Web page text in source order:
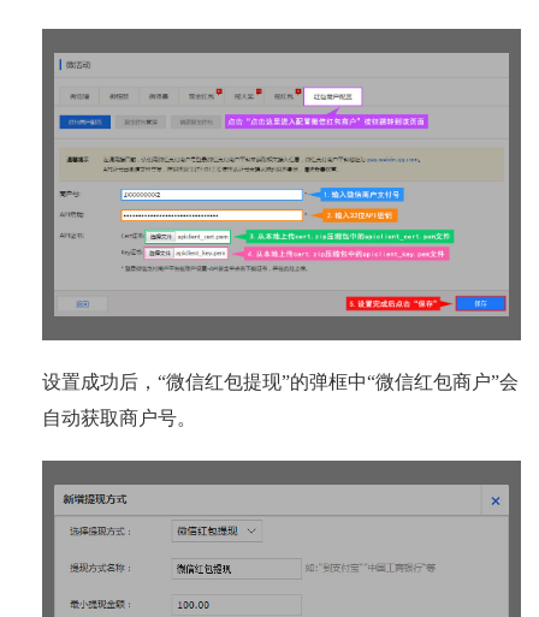
设置成功后，“微信红包提现”的弹框中“微信红包商户”会
自动获取商户号。